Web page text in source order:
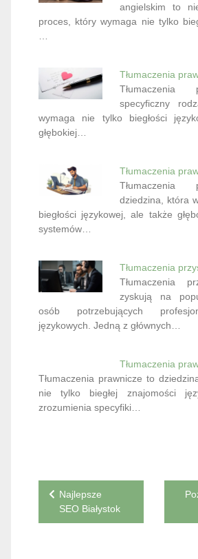
angielskim to
proces, który wymaga nie tylko
Tłumaczenia
specyficzny
wymaga nie tylko biegłości
głębokiej…
Tłumaczenia
dziedzina, która
biegłości językowej, ale także
systemów…
Tłumaczenia
Tłumaczenia
zyskują na
osób potrzebujących
językowych. Jedną z głównych…
Tłumaczenia
Tłumaczenia prawnicze to
nie tylko biegłej znajomości
zrozumienia specyfiki…
Nawigacja
wpisu
Najlepsze
SEO Białystok